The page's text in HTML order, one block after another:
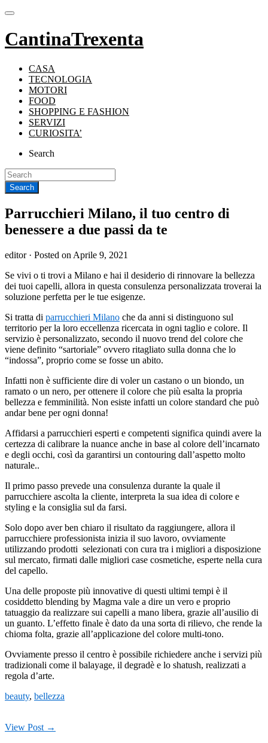
CantinaTrexenta
CASA
TECNOLOGIA
MOTORI
FOOD
SHOPPING E FASHION
SERVIZI
CURIOSITA’
Search
Parrucchieri Milano, il tuo centro di
benessere a due passi da te
editor · Posted on Aprile 9, 2021
Se vivi o ti trovi a Milano e hai il desiderio di rinnovare la bellezza
dei tuoi capelli, allora in questa consulenza personalizzata troverai la
soluzione perfetta per le tue esigenze.
Si tratta di parrucchieri Milano che da anni si distinguono sul
territorio per la loro eccellenza ricercata in ogni taglio e colore. Il
servizio è personalizzato, secondo il nuovo trend del colore che
viene definito “sartoriale” ovvero ritagliato sulla donna che lo
“indossa”, proprio come se fosse un abito.
Infatti non è sufficiente dire di voler un castano o un biondo, un
ramato o un nero, per ottenere il colore che più esalta la propria
bellezza e femminilità. Non esiste infatti un colore standard che può
andar bene per ogni donna!
Affidarsi a parrucchieri esperti e competenti significa quindi avere la
certezza di calibrare la nuance anche in base al colore dell’incarnato
e degli occhi, così da garantirsi un contouring dall’aspetto molto
naturale..
Il primo passo prevede una consulenza durante la quale il
parrucchiere ascolta la cliente, interpreta la sua idea di colore e
styling e la consiglia sul da farsi.
Solo dopo aver ben chiaro il risultato da raggiungere, allora il
parrucchiere professionista inizia il suo lavoro, ovviamente
utilizzando prodotti selezionati con cura tra i migliori a disposizione
sul mercato, firmati dalle migliori case cosmetiche, esperte nella cura
del capello.
Una delle proposte più innovative di questi ultimi tempi è il
cosiddetto blending by Magma vale a dire un vero e proprio
tatuaggio da realizzare sui capelli a mano libera, grazie all’ausilio di
un guanto. L’effetto finale è dato da una sorta di rilievo, che rende la
chioma folta, grazie all’applicazione del colore multi-tono.
Ovviamente presso il centro è possibile richiedere anche i servizi più
tradizionali come il balayage, il degradè e lo shatush, realizzati a
regola d’arte.
beauty, bellezza
View Post →